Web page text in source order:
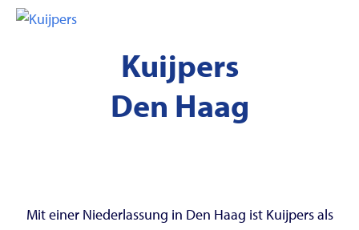
Kuijpers
Den Haag
Mit einer Niederlassung in Den Haag ist Kuijpers als